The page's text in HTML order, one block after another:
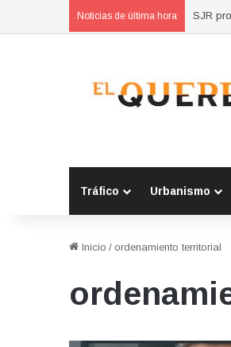
Noticias de última hora SJR
Tráfico Urbanismo
Inicio / ordenamiento territorial